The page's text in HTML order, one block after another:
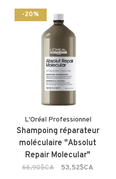
-20%
L'Oréal Professionnel
Shampoing réparateur
moléculaire "Absolut
Repair Molecular"
66,90$CA 53,52$CA